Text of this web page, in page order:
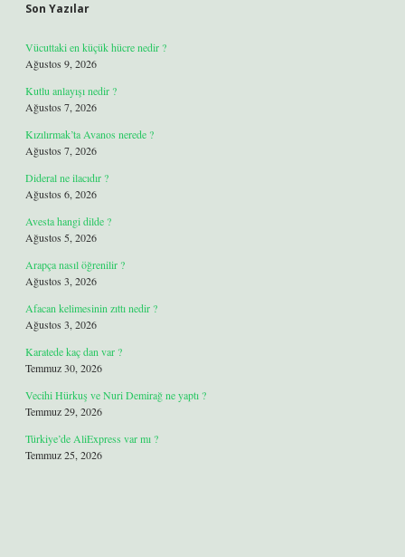
Son Yazılar
Vücuttaki en küçük hücre nedir ?
Ağustos 9, 2026
Kutlu anlayışı nedir ?
Ağustos 7, 2026
Kızılırmak’ta Avanos nerede ?
Ağustos 7, 2026
Dideral ne ilacıdır ?
Ağustos 6, 2026
Avesta hangi dilde ?
Ağustos 5, 2026
Arapça nasıl öğrenilir ?
Ağustos 3, 2026
Afacan kelimesinin zıttı nedir ?
Ağustos 3, 2026
Karatede kaç dan var ?
Temmuz 30, 2026
Vecihi Hürkuş ve Nuri Demirağ ne yaptı ?
Temmuz 29, 2026
Türkiye’de AliExpress var mı ?
Temmuz 25, 2026